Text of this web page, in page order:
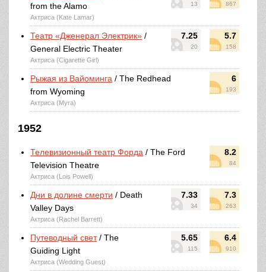
13 867
from the Alamo
Актриса (Kate Lamar)
7.25
20
5.7
158
Театр «Дженерал Электрик» /
General Electric Theater
Актриса (Cigarette Girl)
6
193
Рыжая из Вайоминга / The Redhead
from Wyoming
Актриса (Myra)
1952
8.2
84
Телевизионный театр Форда / The Ford
Television Theatre
Актриса (Lois Powell)
7.33
34
7.3
263
Дни в долине смерти / Death
Valley Days
Актриса (Rachel Barrett)
5.65
115
6.4
910
Путеводный свет/ The
Guiding Light
Актриса (Wedding Guest)